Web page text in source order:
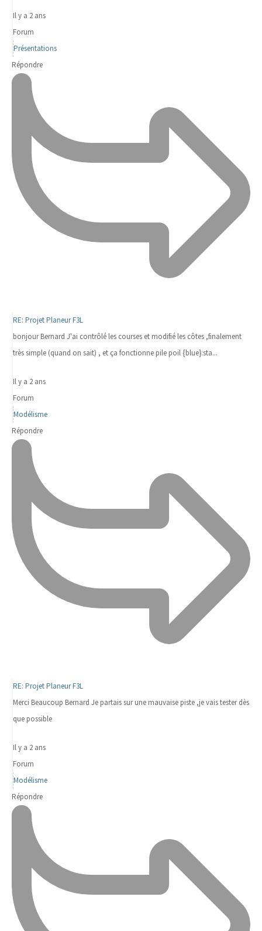
Il y a 2 ans
Forum
Présentations
Répondre
RE: Projet Planeur F3L
bonjour Bernard J'ai contrôlé les courses et modifié les côtes ,finalement
très simple (quand on sait) , et ça fonctionne pile poil {blue}:sta...
Il y a 2 ans
Forum
Modélisme
Répondre
RE: Projet Planeur F3L
Merci Beaucoup Bernard Je partais sur une mauvaise piste ,je vais tester dès
que possible
Il y a 2 ans
Forum
Modélisme
Répondre